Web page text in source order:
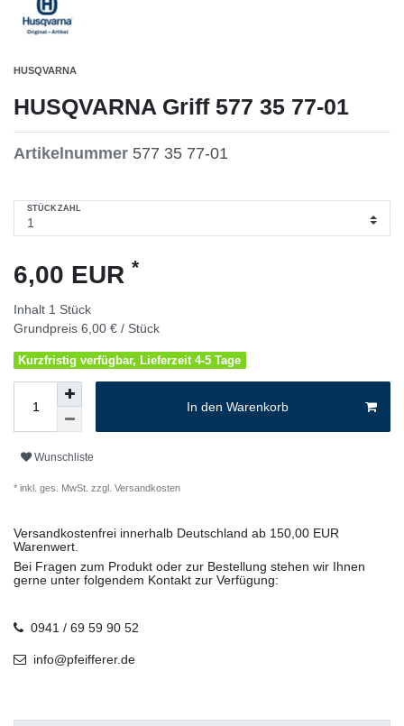
HUSQVARNA
HUSQVARNA Griff 577 35 77-01
Artikelnummer 577 35 77-01
STÜCKZAHL
6,00 EUR *
Inhalt 1 Stück
Grundpreis 6,00 € / Stück
Kurzfristig verfügbar, Lieferzeit 4-5 Tage
In den Warenkorb
Wunschliste
* inkl. ges. MwSt. zzgl. Versandkosten
Versandkostenfrei innerhalb Deutschland ab 150,00 EUR
Warenwert.
Bei Fragen zum Produkt oder zur Bestellung stehen wir Ihnen
gerne unter folgendem Kontakt zur Verfügung:
0941 / 69 59 90 52
info@pfeifferer.de